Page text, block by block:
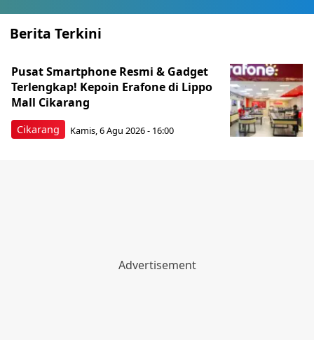
Berita Terkini
Cikarang
Pusat Smartphone Resmi & Gadget
Terlengkap! Kepoin Erafone di Lippo
Mall Cikarang
Kamis, 6 Agu 2026 - 16:00